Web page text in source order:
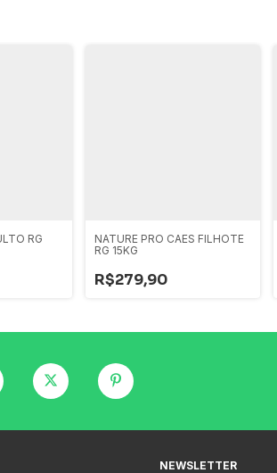
RG
NATURE PRO CAES FILHOTE
RG 15KG
R$279,90
NEWSLETTER